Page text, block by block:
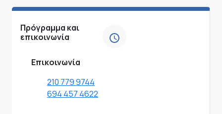
Πρόγραμμα και
επικοινωνία
Επικοινωνία
210 779 9744
694 457 4622